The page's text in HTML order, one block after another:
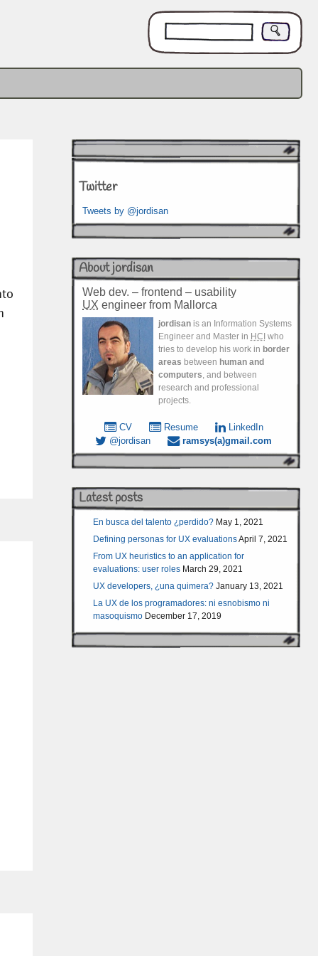
Twitter
Tweets by @jordisan
About jordisan
Web dev. – frontend – usability
UX engineer from Mallorca
jordisanis an Information Systems
Engineer and Master in HCI who
tries to develop his work in border
areas between human and
computers, and between
research and professional
projects.
CV Resume
LinkedIn
@jordisan
ramsys(a)gmail.com
Latest posts
En busca del talento ¿perdido? May 1, 2021
Defining personas for UX evaluationsApril 7, 2021
From UX heuristics to an application for
evaluations: user roles March 29, 2021
UX developers, ¿una quimera? January 13, 2021
La UX de los programadores: ni esnobismo ni
masoquismo December 17, 2019